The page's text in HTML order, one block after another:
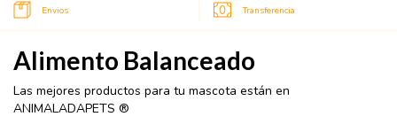
Envios Transferencia
Alimento Balanceado
Las mejores productos para tu mascota están en
ANIMALADAPETS ®